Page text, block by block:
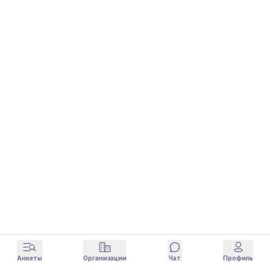
Анкеты Организации Чат Профиль